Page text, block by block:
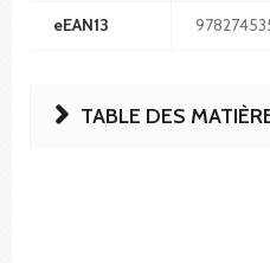
eEAN13
TABLE DES